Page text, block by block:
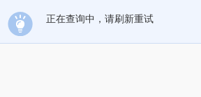
正在查询中，请刷新重试